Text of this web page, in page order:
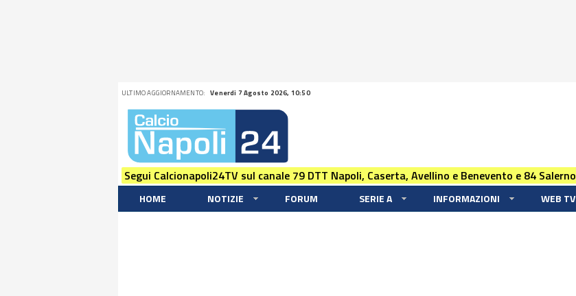
ULTIMO AGGIORNAMENTO: Venerdi 7 Agosto 2026, 10:50
Segui Calcionapoli24TV sul canale 79 DTT Napoli, Caserta, Avellino e Benevento e 84 Salerno
HOME NOTIZIE FORUM SERIE A INFORMAZIONI WEB TV